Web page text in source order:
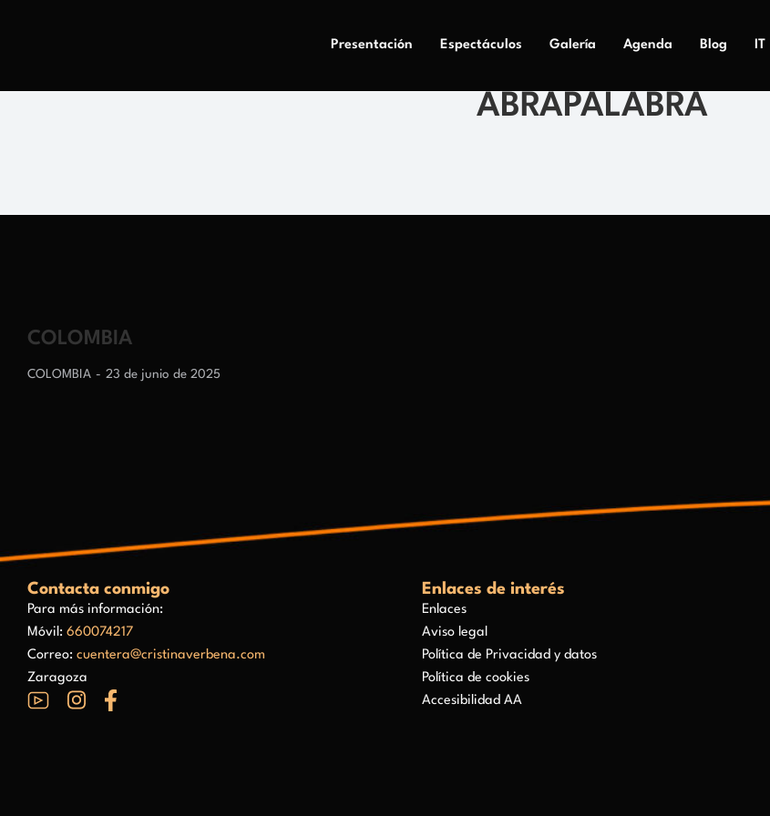
Presentación Espectáculos Galería Agenda Blog IT
ABRAPALABRA
COLOMBIA
COLOMBIA 23 de junio de 2025
Contacta conmigo
Para más información:
Móvil: 660074217
Correo: cuentera@cristinaverbena.com
Zaragoza
Enlaces de interés
Enlaces
Aviso legal
Política de Privacidad y datos
Política de cookies
Accesibilidad AA